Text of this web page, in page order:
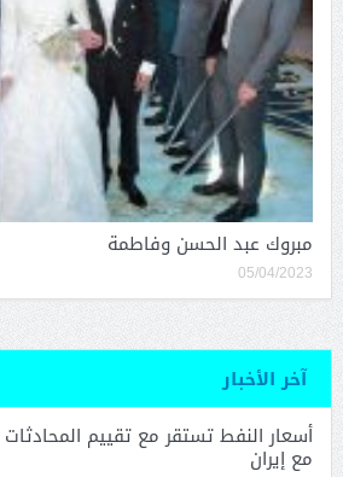
مبروك عبد الحسن وفاطمة
05/04/2023
آخر الأخبار
أسعار النفط تستقر مع تقييم
مع إيران